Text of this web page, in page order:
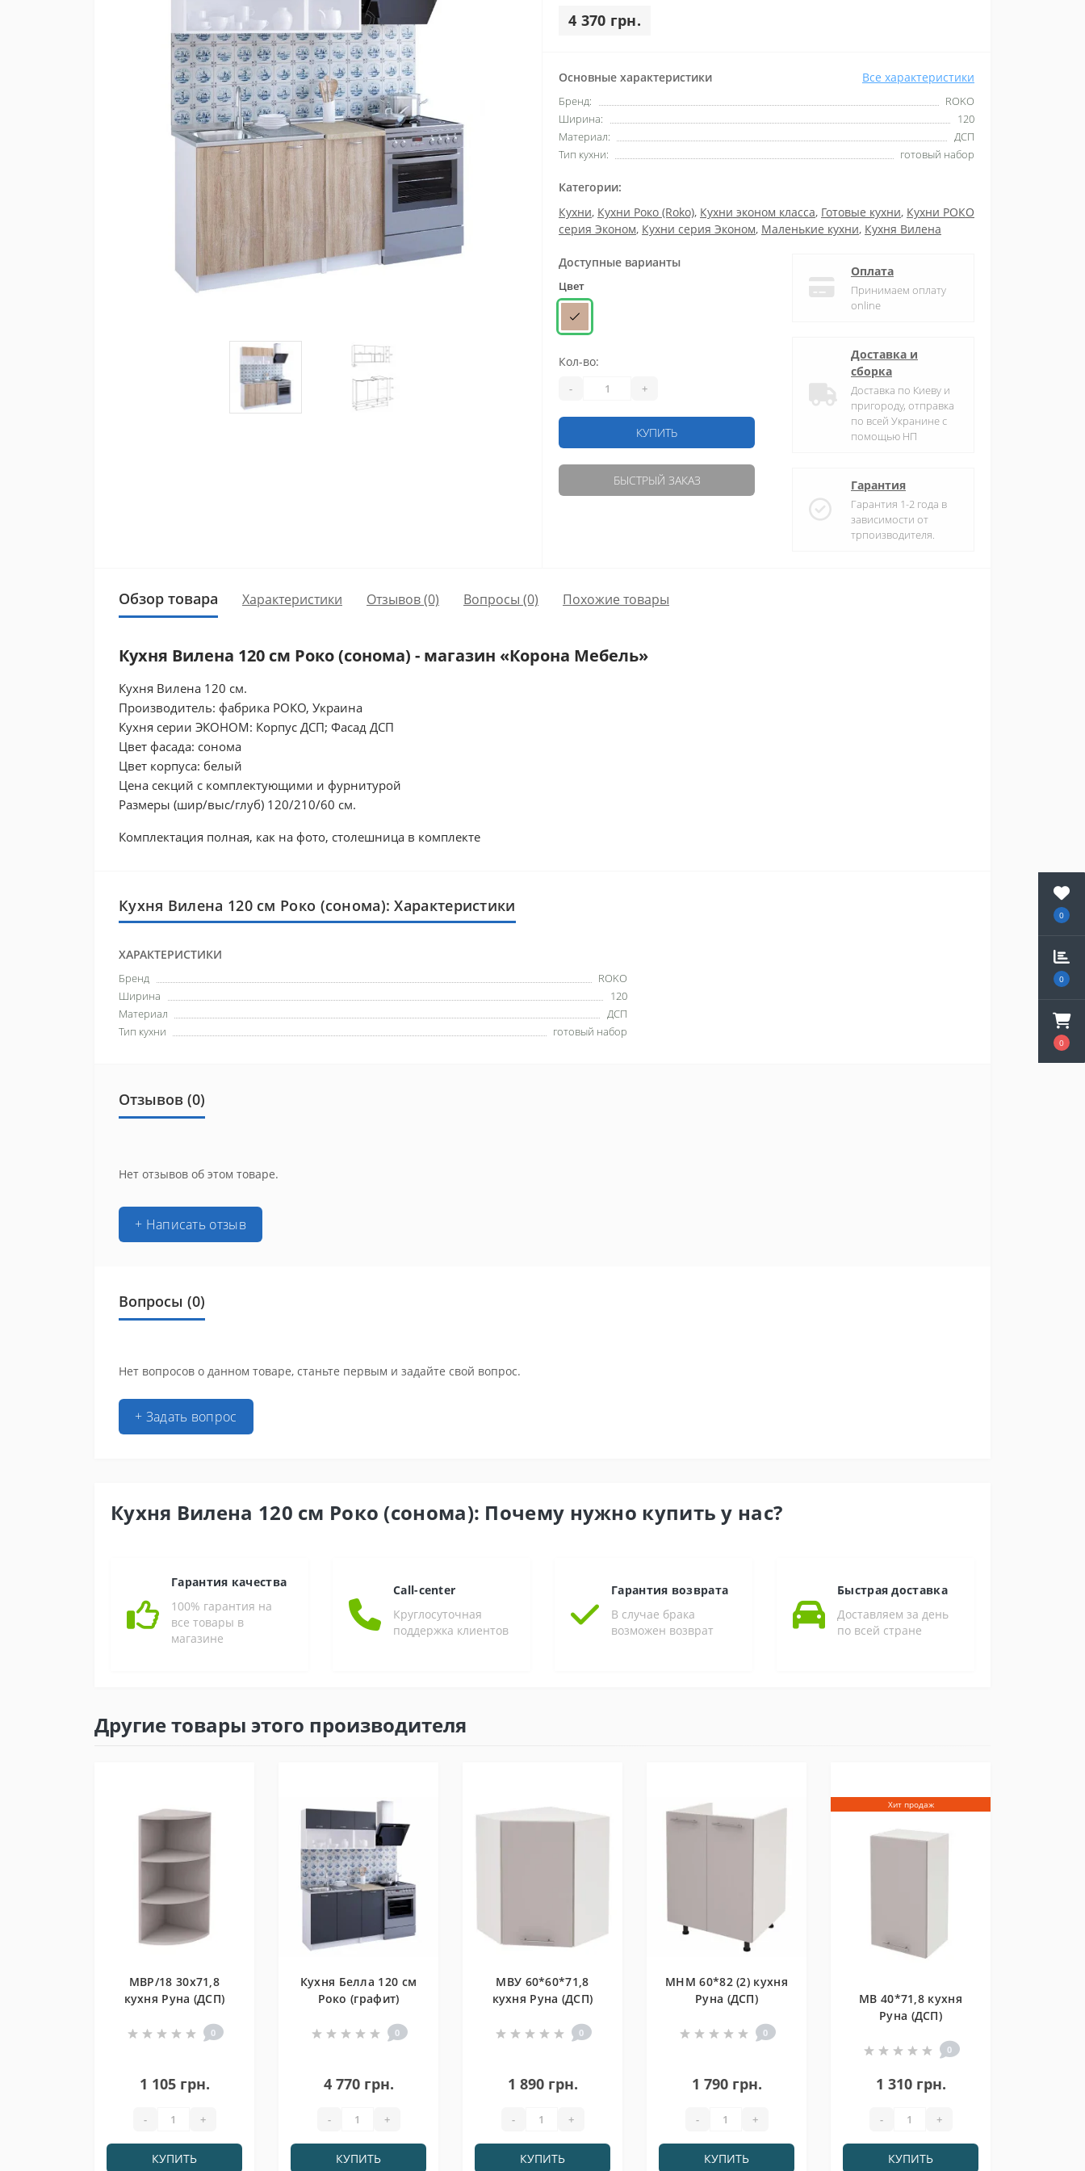
0
0
0
4 370 грн.
Основные характеристики Все характеристики
Бренд:
ROKO
Ширина:
120
Материал:
ДСП
Тип кухни:
готовый набор
Категории:
Кухни, Кухни Роко (Roko), Кухни эконом класса, Готовые кухни, Кухни РОКО
серия Эконом, Кухни серия Эконом, Маленькие кухни, Кухня Вилена
Доступные варианты
Цвет
Кол-во:
- +
КУПИТЬ
БЫСТРЫЙ ЗАКАЗ
Оплата
Принимаем оплату
online
Доставка и
сборка
Доставка по Киеву и
пригороду, отправка
по всей Укранине с
помощью НП
Гарантия
Гарантия 1-2 года в
зависимости от
трпоизводителя.
Обзор товара Характеристики Отзывов (0) Вопросы (0) Похожие товары
Кухня Вилена 120 см Роко (сонома) - магазин «Корона Мебель»
Кухня Вилена 120 см.
Производитель: фабрика РОКО, Украина
Кухня серии ЭКОНОМ: Корпус ДСП; Фасад ДСП
Цвет фасада: сонома
Цвет корпуса: белый
Цена секций с комплектующими и фурнитурой
Размеры (шир/выс/глуб) 120/210/60 см.
Комплектация полная, как на фото, столешница в комплекте
Кухня Вилена 120 см Роко (сонома): Характеристики
ХАРАКТЕРИСТИКИ
Бренд
ROKO
Ширина
120
Материал
ДСП
Тип кухни
готовый набор
Отзывов (0)
Нет отзывов об этом товаре.
+ Написать отзыв
Вопросы (0)
Нет вопросов о данном товаре, станьте первым и задайте свой вопрос.
+ Задать вопрос
Кухня Вилена 120 см Роко (сонома): Почему нужно купить у нас?
Гарантия качества
100% гарантия на
все товары в
магазине
Call-center
Круглосуточная
поддержка клиентов
Гарантия возврата
В случае брака
возможен возврат
Быстрая доставка
Доставляем за день
по всей стране
Другие товары этого производителя
МВР/18 30х71,8
кухня Руна (ДСП)
0
1 105 грн.
- +
КУПИТЬ
Кухня Белла 120 см
Роко (графит)
0
4 770 грн.
- +
КУПИТЬ
МВУ 60*60*71,8
кухня Руна (ДСП)
0
1 890 грн.
- +
КУПИТЬ
МНМ 60*82 (2) кухня
Руна (ДСП)
0
1 790 грн.
- +
КУПИТЬ
Хит продаж
МВ 40*71,8 кухня
Руна (ДСП)
0
1 310 грн.
- +
КУПИТЬ